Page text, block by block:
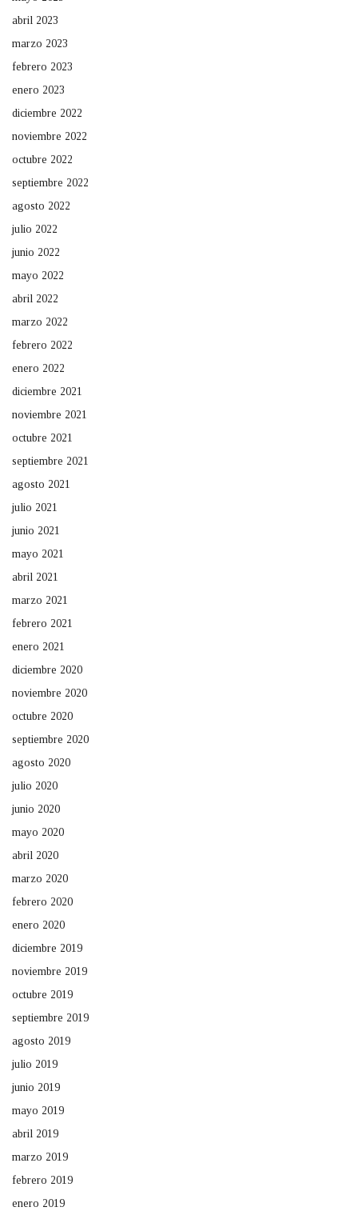
abril 2023
marzo 2023
febrero 2023
enero 2023
diciembre 2022
noviembre 2022
octubre 2022
septiembre 2022
agosto 2022
julio 2022
junio 2022
mayo 2022
abril 2022
marzo 2022
febrero 2022
enero 2022
diciembre 2021
noviembre 2021
octubre 2021
septiembre 2021
agosto 2021
julio 2021
junio 2021
mayo 2021
abril 2021
marzo 2021
febrero 2021
enero 2021
diciembre 2020
noviembre 2020
octubre 2020
septiembre 2020
agosto 2020
julio 2020
junio 2020
mayo 2020
abril 2020
marzo 2020
febrero 2020
enero 2020
diciembre 2019
noviembre 2019
octubre 2019
septiembre 2019
agosto 2019
julio 2019
junio 2019
mayo 2019
abril 2019
marzo 2019
febrero 2019
enero 2019